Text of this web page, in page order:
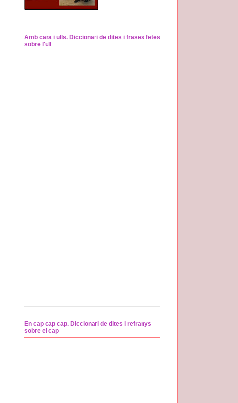
Amb cara i ulls. Diccionari de dites i frases fetes
sobre l'ull
En cap cap cap. Diccionari de dites i refranys
sobre el cap